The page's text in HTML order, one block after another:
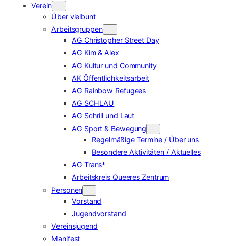
Verein
Über vielbunt
Arbeitsgruppen
AG Christopher Street Day
AG Kim & Alex
AG Kultur und Community
AK Öffentlichkeitsarbeit
AG Rainbow Refugees
AG SCHLAU
AG Schrill und Laut
AG Sport & Bewegung
Regelmäßige Termine / Über uns
Besondere Aktivitäten / Aktuelles
AG Trans*
Arbeitskreis Queeres Zentrum
Personen
Vorstand
Jugendvorstand
Vereinsjugend
Manifest